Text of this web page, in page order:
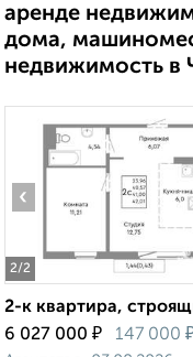
аренде
дома,
недвижимость в
2/2
‹
2-к квартира,
6 027 000 ₽ 147 000